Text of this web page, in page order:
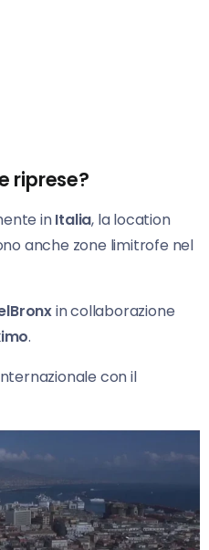
riprese?
inItalia, la location
anche zone limitrofe nel
in collaborazione
.
con il